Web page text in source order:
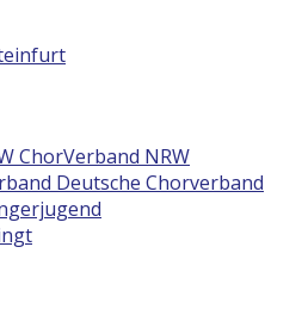
ChorVerband NRW
Deutsche Chorverband